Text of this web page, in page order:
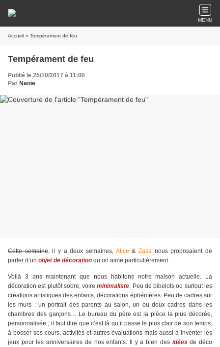
MENU
Accueil » Tempérament de feu
Tempérament de feu
Publié le 25/10/2017 à 11:00
Par Nanie
Cette semaine, il y a deux semaines, Alice &Zaza nous proposaient de
parler d’un objet de décoration qu’on aime particulièrement.
Voilà 3 ans maintenant que nous habitons notre maison actuelle. La
décoration est plutôt sobre, voireminimaliste . Peu de bibelots ou surtout les
créations artistiques des enfants, décorations éphémères. Peu de cadres sur
les murs : un portrait des parents au salon, un ou deux cadres dans les
chambres des garçons… Le bureau du père est la pièce la plus décorée,
personnalisée ; il faut dire que c’est là qu’il passe le plus clair de son temps,
à bosser ses cours, activités et autres évaluations mais aussi à inventer les
jeux pour les anniversaires de nos enfants. Il y a bien des idéesde déco